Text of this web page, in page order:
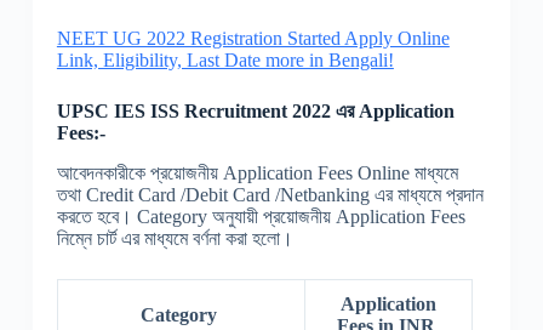
NEET UG 2022 Registration Started Apply Online
Link, Eligibility, Last Date more in Bengali!
UPSC IES ISS Recruitment 2022 এর Application
Fees:-
আবেদনকারীকে প্রয়োজনীয় Application Fees Online মাধ্যমে
তথা Credit Card /Debit Card /Netbanking এর মাধ্যমে প্রদান
করতে হবে। Category অনুযায়ী প্রয়োজনীয় Application Fees
নিম্নে চার্ট এর মাধ্যমে বর্ণনা করা হলো।
Category
Application